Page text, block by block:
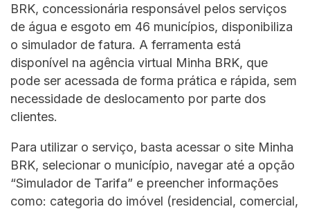
BRK, concessionária responsável pelos serviços
de água e esgoto em 46 municípios, disponibiliza
o simulador de fatura. A ferramenta está
disponível na agência virtual Minha BRK, que
pode ser acessada de forma prática e rápida, sem
necessidade de deslocamento por parte dos
clientes.
Para utilizar o serviço, basta acessar o site Minha
BRK, selecionar o município, navegar até a opção
“Simulador de Tarifa” e preencher informações
como: categoria do imóvel (residencial, comercial,